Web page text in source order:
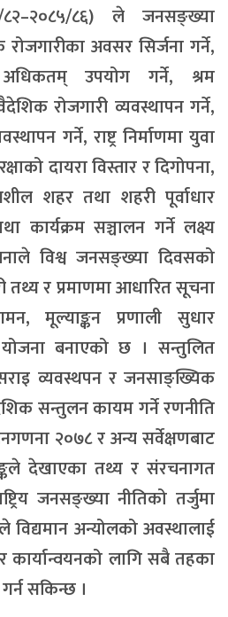
८२–२०८५/८६) ले जनसङ्ख्या
अवसर सिर्जना गर्ने,
उपयोग गर्ने, श्रम
रोजगारी व्यवस्थापन गर्ने,
गर्ने, राष्ट्र निर्माणमा युवा
दायरा विस्तार र दिगोपना,
शहर तथा शहरी पूर्वाधार
कार्यक्रम सञ्चालन गर्ने लक्ष्य
विश्व जनसङ्ख्या दिवसको
तथ्य र प्रमाणमा आधारित सूचना
मूल्याङ्कन प्रणाली सुधार
योजना बनाएको छ । सन्तुलित
व्यवस्थपन र जनसाङ्ख्यिक
सन्तुलन कायम गर्ने रणनीति
२०७८ र अन्य सर्वेक्षणबाट
देखाएका तथ्य र संरचनागत
जनसङ्ख्या नीतिको तर्जुमा
अन्योलको अवस्थालाई
कार्यान्वयनको लागि सबै तहका
सकिन्छ ।